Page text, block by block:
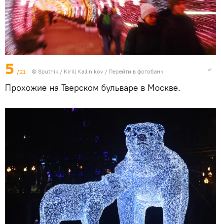
5 /21 © Sputnik / Kirill Kallinikov / Перейти в фотобанк
Прохожие на Тверском бульваре в Москве.